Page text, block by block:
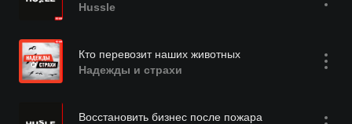
Hussle
Кто перевозит наших животных
Надежды и страхи
Восстановить бизнес после пожара